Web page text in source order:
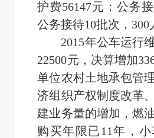
护费56147元；公务
公务接待10批次，300
2015年公车运行
22500元，决算增加
单位农村土地承包管
济组织产权制度改革
建业务量的增加，燃
购买年限已11年，